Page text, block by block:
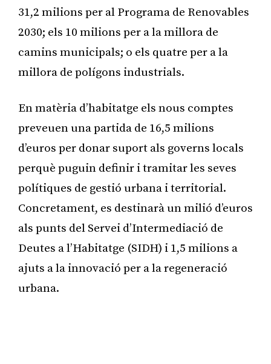
31,2 milions per al Programa de Renovables
2030; els 10 milions per a la millora de
camins municipals; o els quatre per a la
millora de polígons industrials.
En matèria d’habitatge els nous comptes
preveuen una partida de 16,5 milions
d’euros per donar suport als governs locals
perquè puguin definir i tramitar les seves
polítiques de gestió urbana i territorial.
Concretament, es destinarà un milió d’euros
als punts del Servei d’Intermediació de
Deutes a l’Habitatge (SIDH) i 1,5 milions a
ajuts a la innovació per a la regeneració
urbana.